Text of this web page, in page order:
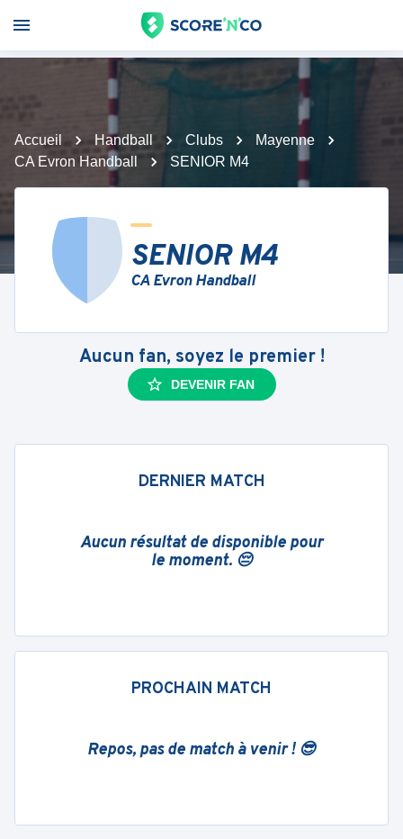
Accueil Handball Clubs
Mayenne
CA Evron Handball
SENIOR M4
SENIOR M4
CA Evron Handball
Aucun fan, soyez le premier !
DEVENIR FAN
DERNIER MATCH
Aucun résultat de disponible pour
le moment. 😔
PROCHAIN MATCH
Repos, pas de match à venir ! 😎